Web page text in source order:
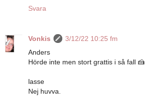
Svara
Vonkis
3/12/22 10:25 fm
Anders
Hörde inte men stort grattis i så fall 🍰
lasse
Nej huvva.